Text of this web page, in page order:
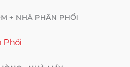
+ NHÀ PHÂN PHỐI
Phối